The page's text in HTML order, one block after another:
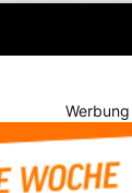
Werbung